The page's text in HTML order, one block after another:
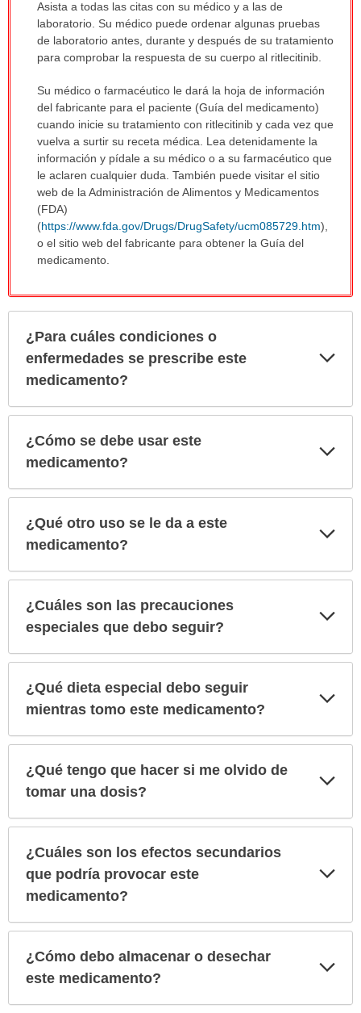
Asista a todas las citas con su médico y a las de
laboratorio. Su médico puede ordenar algunas pruebas
de laboratorio antes, durante y después de su tratamiento
para comprobar la respuesta de su cuerpo al ritlecitinib.
Su médico o farmacéutico le dará la hoja de información
del fabricante para el paciente (Guía del medicamento)
cuando inicie su tratamiento con ritlecitinib y cada vez que
vuelva a surtir su receta médica. Lea detenidamente la
información y pídale a su médico o a su farmacéutico que
le aclaren cualquier duda. También puede visitar el sitio
web de la Administración de Alimentos y Medicamentos
(FDA)
(https://www.fda.gov/Drugs/DrugSafety/ucm085729.htm),
o el sitio web del fabricante para obtener la Guía del
medicamento.
¿Para cuáles condiciones o
enfermedades se prescribe este
medicamento?
¿Cómo se debe usar este
medicamento?
¿Qué otro uso se le da a este
medicamento?
¿Cuáles son las precauciones
especiales que debo seguir?
¿Qué dieta especial debo seguir
mientras tomo este medicamento?
¿Qué tengo que hacer si me olvido de
tomar una dosis?
¿Cuáles son los efectos secundarios
que podría provocar este
medicamento?
¿Cómo debo almacenar o desechar
este medicamento?